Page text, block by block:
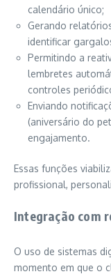
calendário único;
Gerando
identificar
Permitindo a
lembretes
controles
Enviando
(aniversário do
engajamento.
Essas funções
profissional,
Integração com
O uso de sistemas
momento em que o